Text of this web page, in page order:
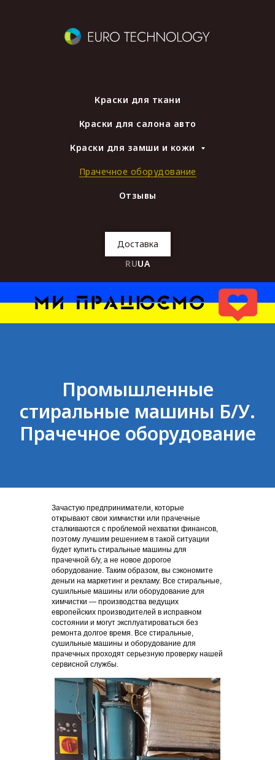
Краски для ткани
Краски для салона авто
Краски для замши и кожи
Прачечное оборудование
Отзывы
Доставка
RUUA
Промышленные
стиральные машины Б/У.
Прачечное оборудование
Зачастую предприниматели, которые
открывают свои химчистки или прачечные
сталкиваются с проблемой нехватки финансов,
поэтому лучшим решением в такой ситуации
будет купить стиральные машины для
прачечной б/у, а не новое дорогое
оборудование. Таким образом, вы сэкономите
деньги на маркетинг и рекламу. Все стиральные,
сушильные машины или оборудование для
химчистки — производства ведущих
европейских производителей в исправном
состоянии и могут эксплуатироваться без
ремонта долгое время. Все стиральные,
сушильные машины и оборудование для
прачечных проходят серьезную проверку нашей
сервисной службы.